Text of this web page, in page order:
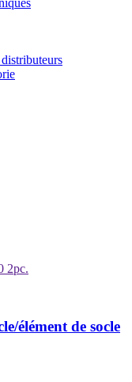
2pc.
élément de socle